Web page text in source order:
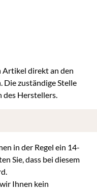
Artikel direkt an den
Die zuständige Stelle
des Herstellers.
in der Regel ein 14-
Sie, dass bei diesem
Ihnen kein